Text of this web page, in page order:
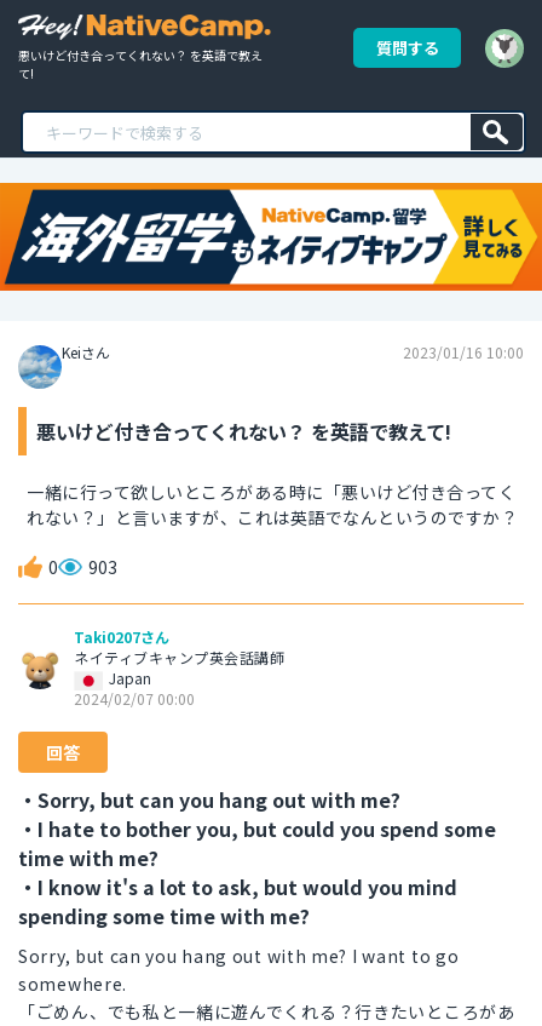
悪いけど付き合ってくれない？ を英語で教え
て!
質問する
Keiさん 2023/01/16 10:00
悪いけど付き合ってくれない？ を英語で教えて!
一緒に行って欲しいところがある時に「悪いけど付き合ってく
れない？」と言いますが、これは英語でなんというのですか？
0 903
Taki0207さん
ネイティブキャンプ英会話講師
Japan
2024/02/07 00:00
回答
・Sorry, but can you hang out with me?
・I hate to bother you, but could you spend some
time with me?
・I know it's a lot to ask, but would you mind
spending some time with me?
Sorry, but can you hang out with me? I want to go
somewhere.
「ごめん、でも私と一緒に遊んでくれる？行きたいところがあ